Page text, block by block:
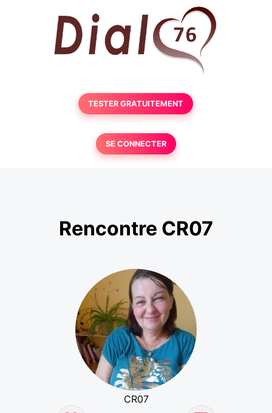
TESTER GRATUITEMENT
SE CONNECTER
Rencontre CR07
CR07